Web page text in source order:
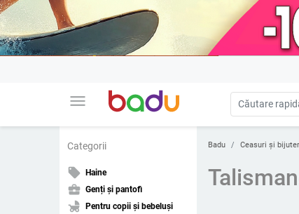
menu
Categorii
local_offer Haine
business_center Genți și pantofi
child_friendly Pentru copii și bebeluși
Badu Ceasuri și